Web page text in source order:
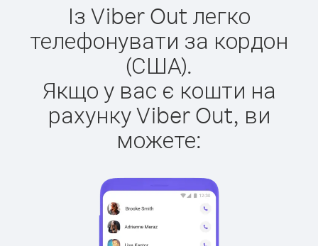
Із Viber Out легко
телефонувати за кордон
(США).
Якщо у вас є кошти на
рахунку Viber Out, ви
можете: